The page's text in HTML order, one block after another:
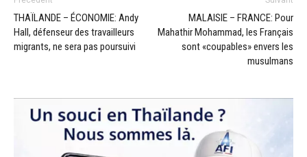
THAÏLANDE – ÉCONOMIE: Andy
Hall, défenseur des travailleurs
migrants, ne sera pas poursuivi
MALAISIE – FRANCE: Pour
Mahathir Mohammad, les Français
sont «coupables» envers les
musulmans